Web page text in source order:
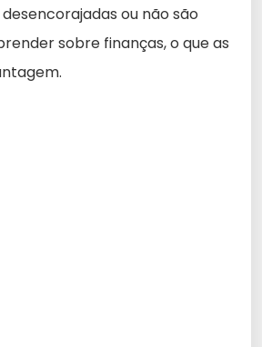
ou não são
sobre finanças, o que as